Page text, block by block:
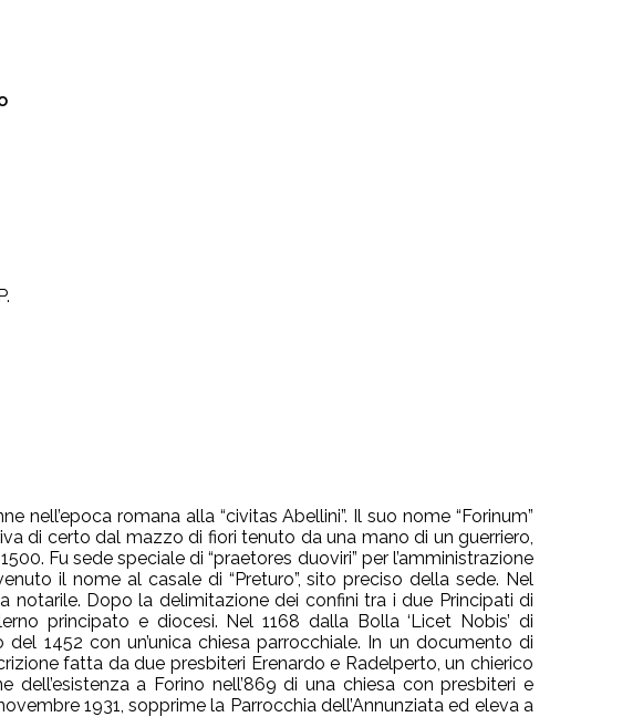
nell’epoca romana alla “civitas Abellini”. Il suo nome “Forinum”
di certo dal mazzo di fiori tenuto da una mano di un guerriero,
Fu sede speciale di “praetores duoviri” per l’amministrazione
il nome al casale di “Preturo”, sito preciso della sede. Nel
Dopo la delimitazione dei confini tra i due Principati di
principato e diocesi. Nel 1168 dalla Bolla ‘Licet Nobis’ di
1452 con un’unica chiesa parrocchiale. In un documento di
fatta da due presbiteri Erenardo e Radelperto, un chierico
a Forino nell’869 di una chiesa con presbiteri e
1931, sopprime la Parrocchia dell’Annunziata ed eleva a